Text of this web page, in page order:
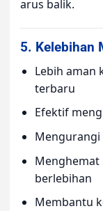
arus balik.
5. Kelebihan
Lebih aman
terbaru
Efektif
Menghemat
berlebihan
Membantu